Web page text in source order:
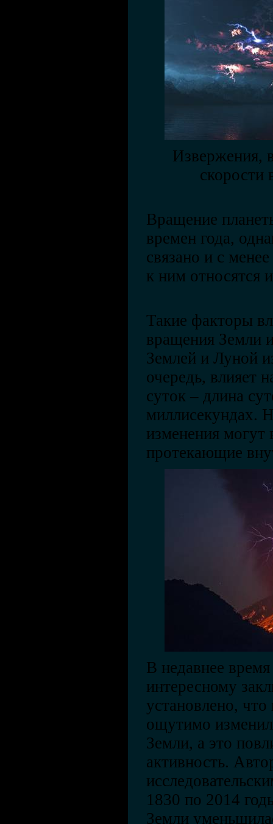
Извержения,
скорости
Вращение
времен года,
связано и с
к ним относятся
Такие факторы
вращения Земли
Землей и Луной
очередь, влияет
суток – длина
миллисекундах.
изменения могут
протекающие
В недавнее
интересному
установлено,
ощутимо
Земли, а это
активность.
1830 по 2014
Земли